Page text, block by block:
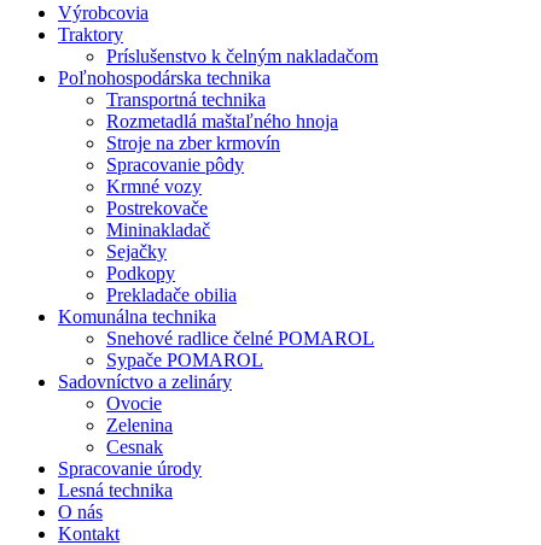
Výrobcovia
Traktory
Príslušenstvo k čelným nakladačom
Poľnohospodárska technika
Transportná technika
Rozmetadlá maštaľného hnoja
Stroje na zber krmovín
Spracovanie pôdy
Krmné vozy
Postrekovače
Mininakladač
Sejačky
Podkopy
Prekladače obilia
Komunálna technika
Snehové radlice čelné POMAROL
Sypače POMAROL
Sadovníctvo a zelináry
Ovocie
Zelenina
Cesnak
Spracovanie úrody
Lesná technika
O nás
Kontakt